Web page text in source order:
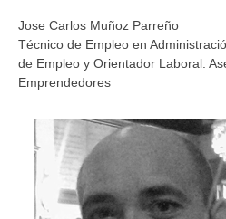
Jose Carlos Muñoz Parreño
Técnico de Empleo en
de Empleo y Orientador Laboral.
Emprendedores